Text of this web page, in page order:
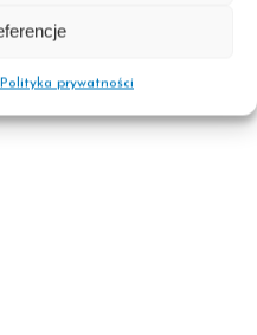
Polityka prywatności